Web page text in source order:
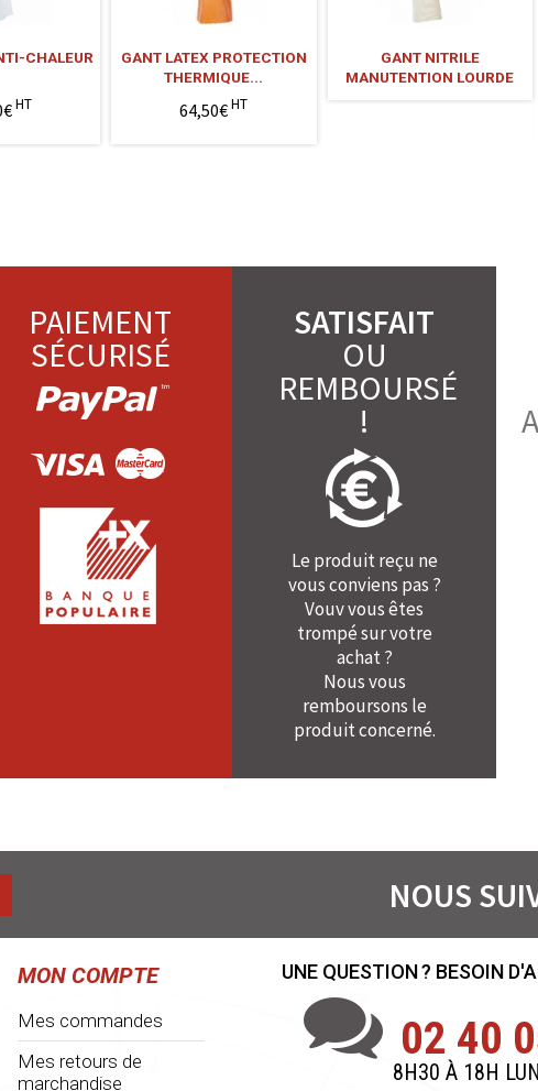
CHALEUR
HT
GANT LATEX PROTECTION
THERMIQUE...
64,50€HT
GANT NITRILE
MANUTENTION LOURDE
PAIEMENT
SÉCURISÉ
SATISFAIT
OU
REMBOURSÉ
!
Le produit reçu ne
vous conviens pas ?
Vouv vous êtes
trompé sur votre
achat ?
Nous vous
remboursons le
produit concerné.
NOUS
MON COMPTE
Mes commandes
Mes retours de
marchandise
UNE QUESTION ? BESOIN
02 40
8H30 À 18H